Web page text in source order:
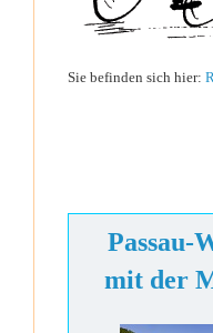
Sie befinden sich hier:
Passau-
mit der